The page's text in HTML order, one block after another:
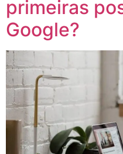
primeiras
Google?